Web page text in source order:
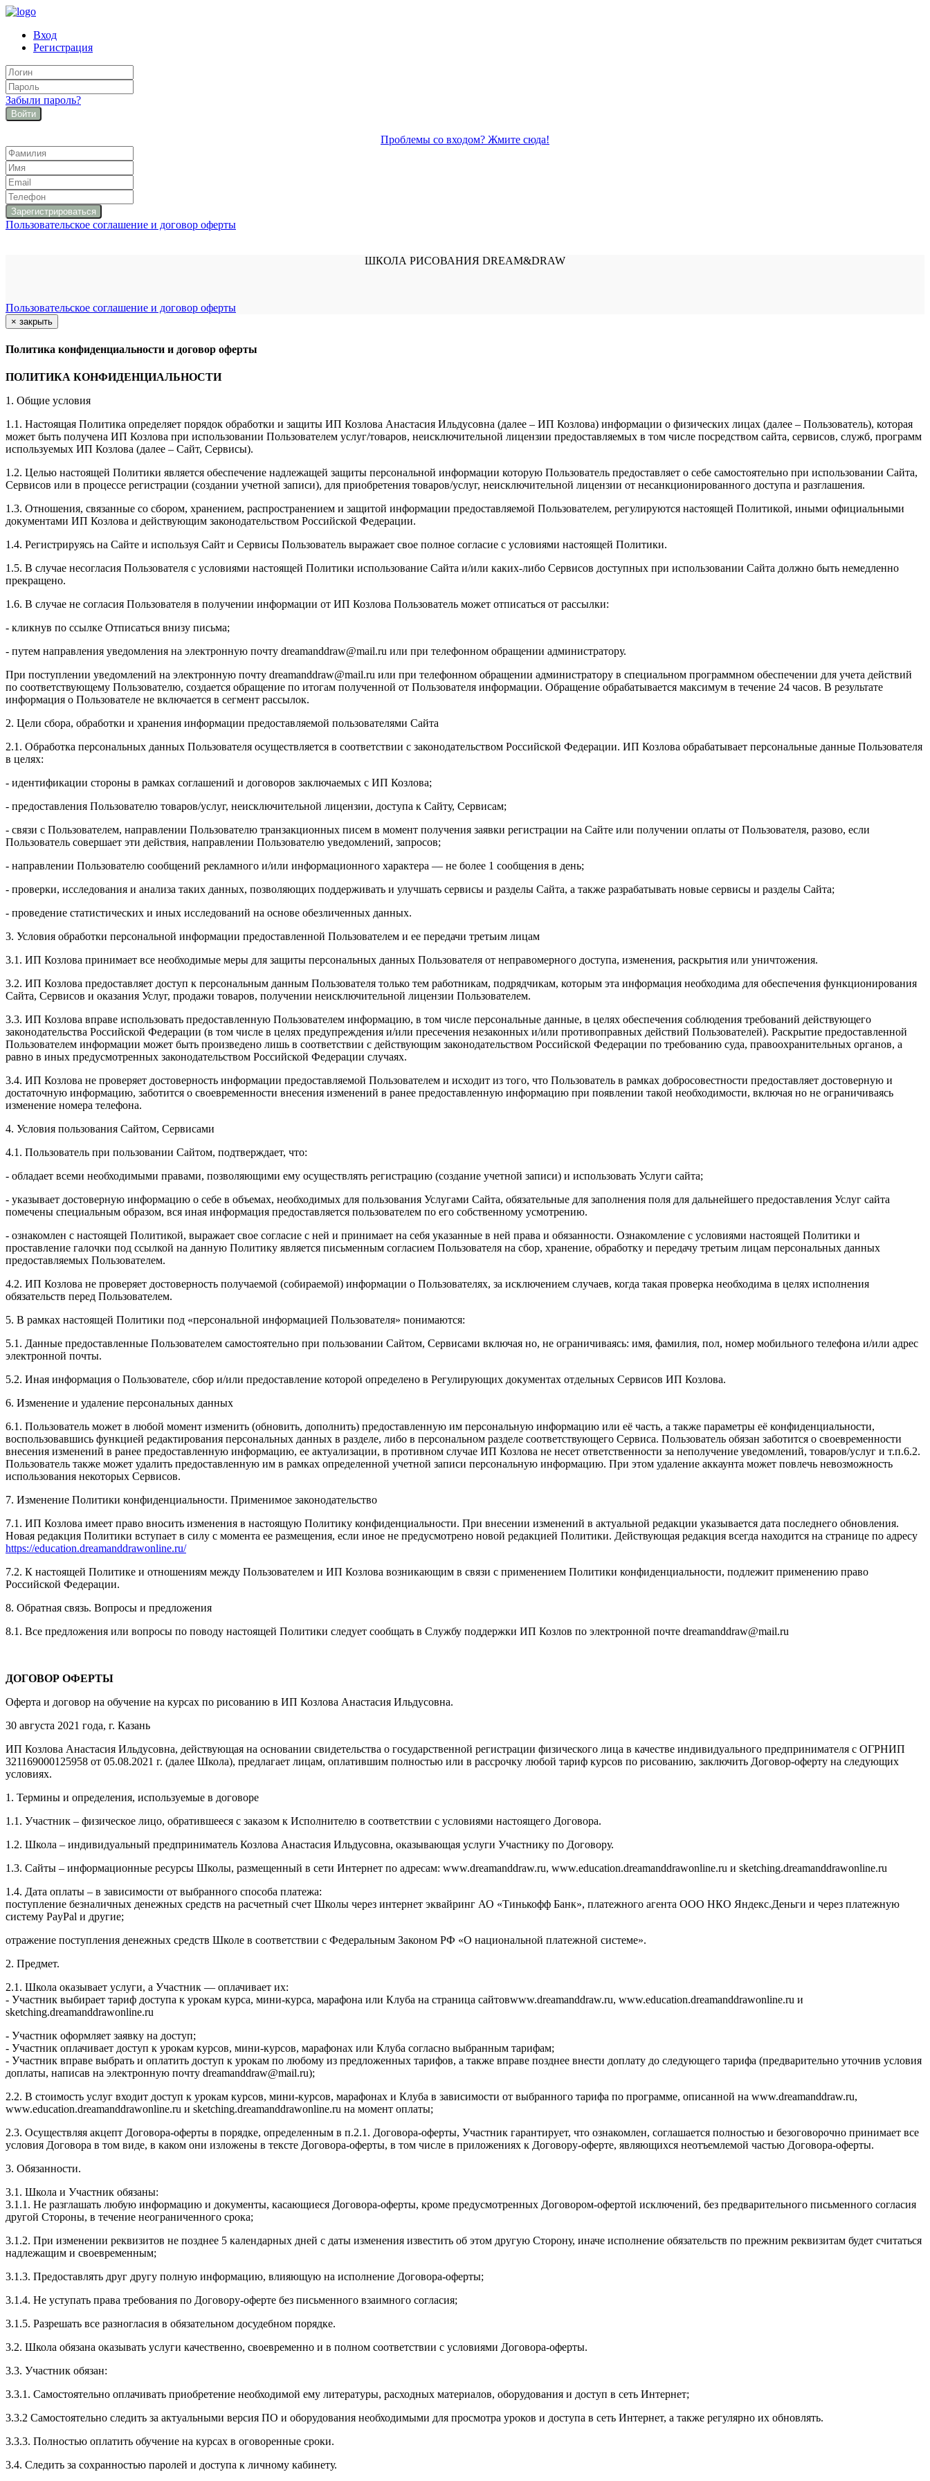
Вход
Регистрация
Забыли пароль?
Войти
Проблемы со входом? Жмите сюда!
Пользовательское соглашение и договор оферты
ШКОЛА РИСОВАНИЯ DREAM&DRAW
Пользовательское соглашение и договор оферты
× закрыть
Политика конфиденциальности и договор оферты
ПОЛИТИКА КОНФИДЕНЦИАЛЬНОСТИ
1. Общие условия
1.1. Настоящая Политика определяет порядок обработки и защиты ИП Козлова Анастасия Ильдусовна (далее – ИП Козлова) информации о физических лицах (далее – Пользователь), которая
может быть получена ИП Козлова при использовании Пользователем услуг/товаров, неисключительной лицензии предоставляемых в том числе посредством сайта, сервисов, служб, программ
используемых ИП Козлова (далее – Сайт, Сервисы).
1.2. Целью настоящей Политики является обеспечение надлежащей защиты персональной информации которую Пользователь предоставляет о себе самостоятельно при использовании Сайта,
Сервисов или в процессе регистрации (создании учетной записи), для приобретения товаров/услуг, неисключительной лицензии от несанкционированного доступа и разглашения.
1.3. Отношения, связанные со сбором, хранением, распространением и защитой информации предоставляемой Пользователем, регулируются настоящей Политикой, иными официальными
документами ИП Козловa и действующим законодательством Российской Федерации.
1.4. Регистрируясь на Сайте и используя Сайт и Сервисы Пользователь выражает свое полное согласие с условиями настоящей Политики.
1.5. В случае несогласия Пользователя с условиями настоящей Политики использование Сайта и/или каких-либо Сервисов доступных при использовании Сайта должно быть немедленно
прекращено.
1.6. В случае не согласия Пользователя в получении информации от ИП Козлова Пользователь может отписаться от рассылки:
- кликнув по ссылке Отписаться внизу письма;
- путем направления уведомления на электронную почту dreamanddraw@mail.ru или при телефонном обращении администратору.
При поступлении уведомлений на электронную почту dreamanddraw@mail.ru или при телефонном обращении администратору в специальном программном обеспечении для учета действий
по соответствующему Пользователю, создается обращение по итогам полученной от Пользователя информации. Обращение обрабатывается максимум в течение 24 часов. В результате
информация о Пользователе не включается в сегмент рассылок.
2. Цели сбора, обработки и хранения информации предоставляемой пользователями Сайта
2.1. Обработка персональных данных Пользователя осуществляется в соответствии с законодательством Российской Федерации. ИП Козловa обрабатывает персональные данные Пользователя
в целях:
- идентификации стороны в рамках соглашений и договоров заключаемых с ИП Козлова;
- предоставления Пользователю товаров/услуг, неисключительной лицензии, доступа к Сайту, Сервисам;
- связи с Пользователем, направлении Пользователю транзакционных писем в момент получения заявки регистрации на Сайте или получении оплаты от Пользователя, разово, если
Пользователь совершает эти действия, направлении Пользователю уведомлений, запросов;
- направлении Пользователю сообщений рекламного и/или информационного характера — не более 1 сообщения в день;
- проверки, исследования и анализа таких данных, позволяющих поддерживать и улучшать сервисы и разделы Сайта, а также разрабатывать новые сервисы и разделы Сайта;
- проведение статистических и иных исследований на основе обезличенных данных.
3. Условия обработки персональной информации предоставленной Пользователем и ее передачи третьим лицам
3.1. ИП Козлова принимает все необходимые меры для защиты персональных данных Пользователя от неправомерного доступа, изменения, раскрытия или уничтожения.
3.2. ИП Козлова предоставляет доступ к персональным данным Пользователя только тем работникам, подрядчикам, которым эта информация необходима для обеспечения функционирования
Сайта, Сервисов и оказания Услуг, продажи товаров, получении неисключительной лицензии Пользователем.
3.3. ИП Козлова вправе использовать предоставленную Пользователем информацию, в том числе персональные данные, в целях обеспечения соблюдения требований действующего
законодательства Российской Федерации (в том числе в целях предупреждения и/или пресечения незаконных и/или противоправных действий Пользователей). Раскрытие предоставленной
Пользователем информации может быть произведено лишь в соответствии с действующим законодательством Российской Федерации по требованию суда, правоохранительных органов, а
равно в иных предусмотренных законодательством Российской Федерации случаях.
3.4. ИП Козлова не проверяет достоверность информации предоставляемой Пользователем и исходит из того, что Пользователь в рамках добросовестности предоставляет достоверную и
достаточную информацию, заботится о своевременности внесения изменений в ранее предоставленную информацию при появлении такой необходимости, включая но не ограничиваясь
изменение номера телефона.
4. Условия пользования Сайтом, Сервисами
4.1. Пользователь при пользовании Сайтом, подтверждает, что:
- обладает всеми необходимыми правами, позволяющими ему осуществлять регистрацию (создание учетной записи) и использовать Услуги сайта;
- указывает достоверную информацию о себе в объемах, необходимых для пользования Услугами Сайта, обязательные для заполнения поля для дальнейшего предоставления Услуг сайта
помечены специальным образом, вся иная информация предоставляется пользователем по его собственному усмотрению.
- ознакомлен с настоящей Политикой, выражает свое согласие с ней и принимает на себя указанные в ней права и обязанности. Ознакомление с условиями настоящей Политики и
проставление галочки под ссылкой на данную Политику является письменным согласием Пользователя на сбор, хранение, обработку и передачу третьим лицам персональных данных
предоставляемых Пользователем.
4.2. ИП Козлова не проверяет достоверность получаемой (собираемой) информации о Пользователях, за исключением случаев, когда такая проверка необходима в целях исполнения
обязательств перед Пользователем.
5. В рамках настоящей Политики под «персональной информацией Пользователя» понимаются:
5.1. Данные предоставленные Пользователем самостоятельно при пользовании Сайтом, Сервисами включая но, не ограничиваясь: имя, фамилия, пол, номер мобильного телефона и/или адрес
электронной почты.
5.2. Иная информация о Пользователе, сбор и/или предоставление которой определено в Регулирующих документах отдельных Сервисов ИП Козлова.
6. Изменение и удаление персональных данных
6.1. Пользователь может в любой момент изменить (обновить, дополнить) предоставленную им персональную информацию или её часть, а также параметры её конфиденциальности,
воспользовавшись функцией редактирования персональных данных в разделе, либо в персональном разделе соответствующего Сервиса. Пользователь обязан заботится о своевременности
внесения изменений в ранее предоставленную информацию, ее актуализации, в противном случае ИП Козлова не несет ответственности за неполучение уведомлений, товаров/услуг и т.п.6.2.
Пользователь также может удалить предоставленную им в рамках определенной учетной записи персональную информацию. При этом удаление аккаунта может повлечь невозможность
использования некоторых Сервисов.
7. Изменение Политики конфиденциальности. Применимое законодательство
7.1. ИП Козлова имеет право вносить изменения в настоящую Политику конфиденциальности. При внесении изменений в актуальной редакции указывается дата последнего обновления.
Новая редакция Политики вступает в силу с момента ее размещения, если иное не предусмотрено новой редакцией Политики. Действующая редакция всегда находится на странице по адресу
https://education.dreamanddrawonline.ru/
7.2. К настоящей Политике и отношениям между Пользователем и ИП Козлова возникающим в связи с применением Политики конфиденциальности, подлежит применению право
Российской Федерации.
8. Обратная связь. Вопросы и предложения
8.1. Все предложения или вопросы по поводу настоящей Политики следует сообщать в Службу поддержки ИП Козлов по электронной почте dreamanddraw@mail.ru
ДОГОВОР ОФЕРТЫ
Оферта и договор на обучение на курсах по рисованию в ИП Козлова Анастасия Ильдусовна.
30 августа 2021 года, г. Казань
ИП Козлова Анастасия Ильдусовна, действующая на основании свидетельства о государственной регистрации физического лица в качестве индивидуального предпринимателя с ОГРНИП
321169000125958 от 05.08.2021 г. (далее Школа), предлагает лицам, оплатившим полностью или в рассрочку любой тариф курсов по рисованию, заключить Договор-оферту на следующих
условиях.
1. Термины и определения, используемые в договоре
1.1. Участник – физическое лицо, обратившееся с заказом к Исполнителю в соответствии с условиями настоящего Договора.
1.2. Школа – индивидуальный предприниматель Козлова Анастасия Ильдусовна, оказывающая услуги Участнику по Договору.
1.3. Сайты – информационные ресурсы Школы, размещенный в сети Интернет по адресам: www.dreamanddraw.ru, www.education.dreamanddrawonline.ru и sketching.dreamanddrawonline.ru
1.4. Дата оплаты – в зависимости от выбранного способа платежа:
поступление безналичных денежных средств на расчетный счет Школы через интернет эквайринг АО «Тинькофф Банк», платежного агента ООО НКО Яндекс.Деньги и через платежную
систему PayPal и другие;
отражение поступления денежных средств Школе в соответствии с Федеральным Законом РФ «О национальной платежной системе».
2. Предмет.
2.1. Школа оказывает услуги, а Участник — оплачивает их:
- Участник выбирает тариф доступа к урокам курса, мини-курса, марафона или Клуба на страница сайтовwww.dreamanddraw.ru, www.education.dreamanddrawonline.ru и
sketching.dreamanddrawonline.ru
- Участник оформляет заявку на доступ;
- Участник оплачивает доступ к урокам курсов, мини-курсов, марафонах или Клуба согласно выбранным тарифам;
- Участник вправе выбрать и оплатить доступ к урокам по любому из предложенных тарифов, а также вправе позднее внести доплату до следующего тарифа (предварительно уточнив условия
доплаты, написав на электронную почту dreamanddraw@mail.ru);
2.2. В стоимость услуг входит доступ к урокам курсов, мини-курсов, марафонах и Клуба в зависимости от выбранного тарифа по программе, описанной на www.dreamanddraw.ru,
www.education.dreamanddrawonline.ru и sketching.dreamanddrawonline.ru на момент оплаты;
2.3. Осуществляя акцепт Договора-оферты в порядке, определенным в п.2.1. Договора-оферты, Участник гарантирует, что ознакомлен, соглашается полностью и безоговорочно принимает все
условия Договора в том виде, в каком они изложены в тексте Договора-оферты, в том числе в приложениях к Договору-оферте, являющихся неотъемлемой частью Договора-оферты.
3. Обязанности.
3.1. Школа и Участник обязаны:
3.1.1. Не разглашать любую информацию и документы, касающиеся Договора-оферты, кроме предусмотренных Договором-офертой исключений, без предварительного письменного согласия
другой Стороны, в течение неограниченного срока;
3.1.2. При изменении реквизитов не позднее 5 календарных дней с даты изменения известить об этом другую Сторону, иначе исполнение обязательств по прежним реквизитам будет считаться
надлежащим и своевременным;
3.1.3. Предоставлять друг другу полную информацию, влияющую на исполнение Договора-оферты;
3.1.4. Не уступать права требования по Договору-оферте без письменного взаимного согласия;
3.1.5. Разрешать все разногласия в обязательном досудебном порядке.
3.2. Школа обязана оказывать услуги качественно, своевременно и в полном соответствии с условиями Договора-оферты.
3.3. Участник обязан:
3.3.1. Cамостоятельно оплачивать приобретение необходимой ему литературы, расходных материалов, оборудования и доступ в сеть Интернет;
3.3.2 Самостоятельно следить за актуальными версия ПО и оборудования необходимыми для просмотра уроков и доступа в сеть Интернет, а также регулярно их обновлять.
3.3.3. Полностью оплатить обучение на курсах в оговоренные сроки.
3.4. Следить за сохранностью паролей и доступа к личному кабинету.